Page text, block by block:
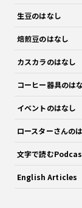
生豆のはなし
焙煎豆のはなし
カスカラのはなし
コーヒー器具のは
イベントのはなし
ロースターさんの
文字で読む
English Articles